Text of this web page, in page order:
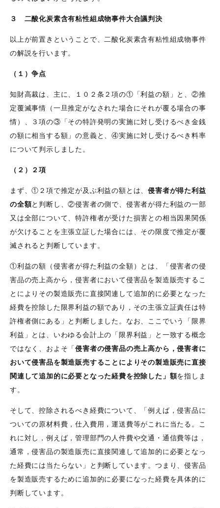
３ 二酸化炭素含有粘性組成物事件大合議判決
以上が前置きということで、二酸化炭素含有粘性組成物事件
の解説を行います。
（１）争点
知財高裁は、主に、１０２条２項の①「利益の額」と、②推
定覆滅事情（一旦推定がなされた場合にそれが覆る場合の事
情）、３項の③「その特許発明の実施に対し受けるべき金銭
の額に相当する額」の意義と、④実施に対し受けるべき料率
について判示しました。
（２）２項
まず、①２項で推定が及ぶ利益の額とは、侵害者が得た利益
の全額と判断し、②侵害者の側で、侵害者が得た利益の一部
又は全部について、特許権者が受けた損害との相当因果関係
が欠けることを主張立証した場合には、その限度で推定が覆
滅されると判断しています。
①利益の額（侵害者が得た利益の全額）とは、「侵害者の侵
害品の売上高から，侵害者において侵害品を製造販売するこ
とによりその製造販売に直接関連して追加的に必要となった
経費を控除した限界利益の額であり，その主張立証責任は特
許権者側にある」と判断しました。なお、ここでいう「限界
利益」とは、いわゆる会計上の「限界利益」と一致する概念
ではなく、およそ「侵害者の侵害品の売上高から，侵害者に
おいて侵害品を製造販売することによりその製造販売に直接
関連して追加的に必要となった経費を控除した」額を指しま
す。
そして、控除されるべき経費について、「例えば，侵害品に
ついての原材料費，仕入費用，運送費等がこれに当たる。こ
れに対し，例えば，管理部門の人件費や交通・通信費等は，
通常，侵害品の製造販売に直接関連して追加的に必要となっ
た経費には当たらない」と判断しています。つまり、侵害品
を製造販売するために追加的に必要になった経費を具体的に
判断しています。